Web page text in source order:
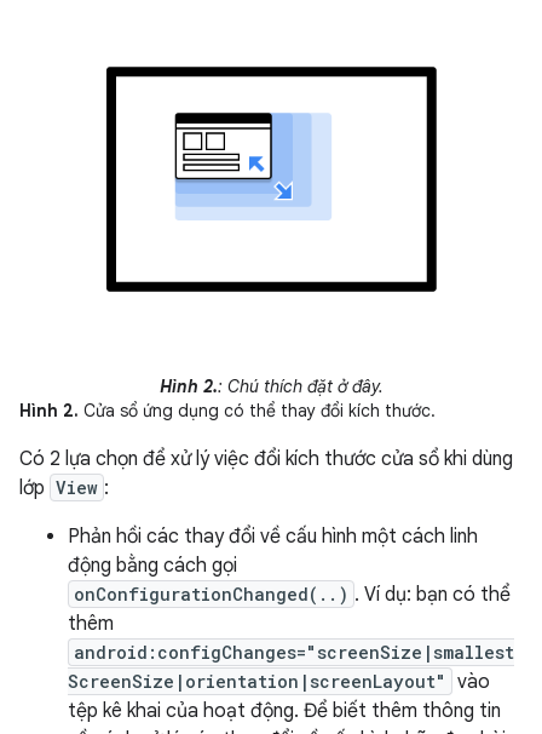
Hình 2.: Chú thích đặt ở đây.
Hình 2. Cửa sổ ứng dụng có thể thay đổi kích thước.
Có 2 lựa chọn để xử lý việc đổi kích thước cửa sổ khi dùng
lớp View :
Phản hồi các thay đổi về cấu hình một cách linh
động bằng cách gọi
onConfigurationChanged(..) . Ví dụ: bạn có thể
thêm
android:configChanges="screenSize|smallest
ScreenSize|orientation|screenLayout"
vào
tệp kê khai của hoạt động. Để biết thêm thông tin